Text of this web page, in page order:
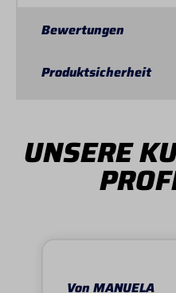
Bewertungen
Produktsicherheit
UNSERE
Von MANUELA